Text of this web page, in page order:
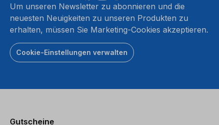
Um unseren Newsletter zu abonnieren und die
neuesten Neuigkeiten zu unseren Produkten zu
erhalten, müssen Sie Marketing-Cookies akzeptieren.
Cookie-Einstellungen verwalten
Gutscheine